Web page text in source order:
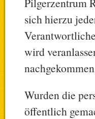
sich hierzu
wird
Wurden die
öffentlich